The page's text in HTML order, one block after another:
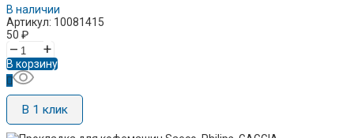
В наличии
Артикул: 10081415
50 ₽
– +
В корзину
В 1 клик